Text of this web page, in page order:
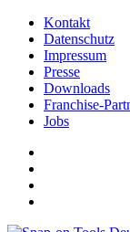
Kontakt
Datenschutz
Impressum
Presse
Downloads
Franchise-
Jobs